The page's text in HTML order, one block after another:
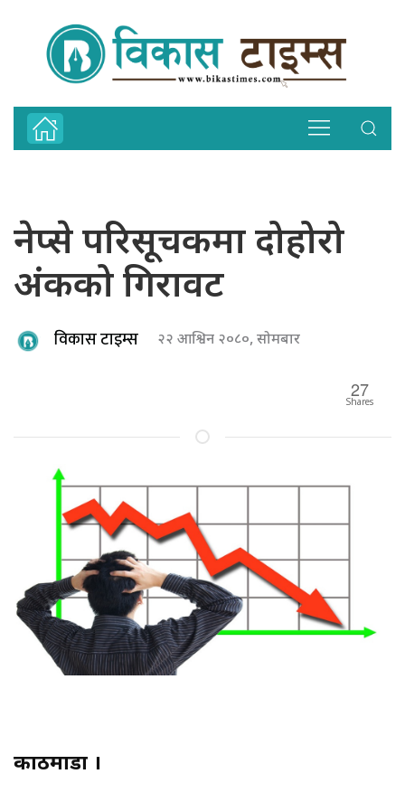
नेप्से परिसूचकमा दोहोरो
अंकको गिरावट
विकास टाइम्स २२ आश्विन २०८०, सोमबार
27
Shares
काठमाडौं ।